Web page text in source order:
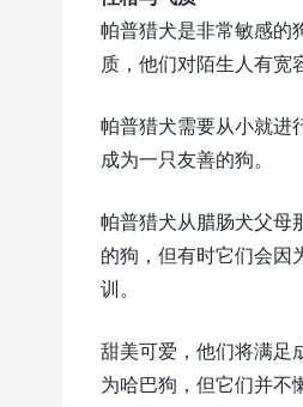
帕普猎犬是非常敏感的
质，他们对陌生人有宽
帕普猎犬需要从小就进
成为一只友善的狗。
帕普猎犬从腊肠犬父母
的狗，但有时它们会因
训。
甜美可爱，他们将满足
为哈巴狗，但它们并不